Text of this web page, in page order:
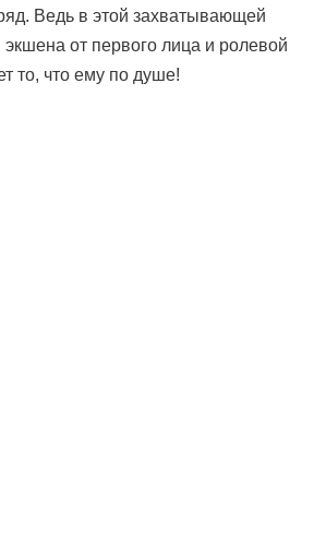
Ведь в этой захватывающей
от первого лица и ролевой
то, что ему по душе!